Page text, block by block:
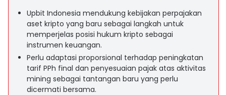
Upbit Indonesia mendukung kebijakan perpajakan
aset kripto yang baru sebagai langkah untuk
memperjelas posisi hukum kripto sebagai
instrumen keuangan.
Perlu adaptasi proporsional terhadap peningkatan
tarif PPh final dan penyesuaian pajak atas aktivitas
mining sebagai tantangan baru yang perlu
dicermati bersama.